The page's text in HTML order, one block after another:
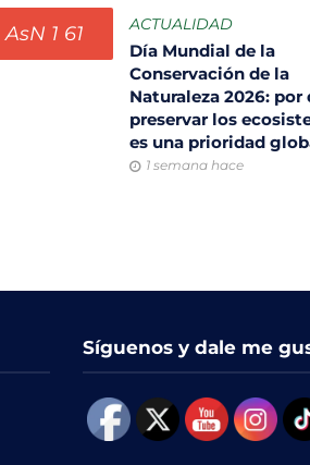
ACTUALIDAD
Día Mundial de la
Conservación de la
Naturaleza 2026: por
preservar los
es una prioridad
1 semana hace
Síguenos y dale me